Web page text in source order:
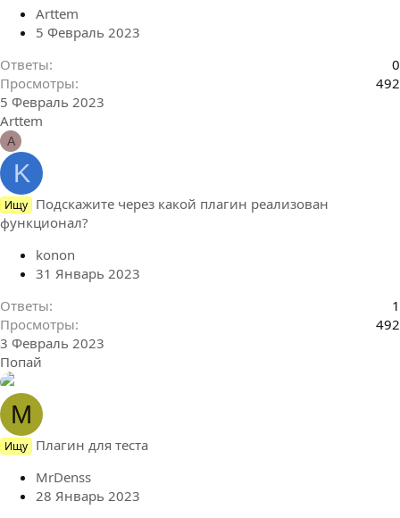
Arttem
5 Февраль 2023
Ответы
0
Просмотры
492
5 Февраль 2023
Arttem
A
K
Ищу Подскажите через какой плагин реализован
функционал?
konon
31 Январь 2023
Ответы
1
Просмотры
492
3 Февраль 2023
Попай
M
Ищу Плагин для теста
MrDenss
28 Январь 2023